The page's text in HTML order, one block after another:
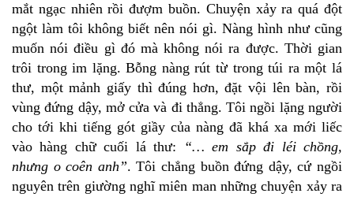
mắt ngạc nhiên rồi đượm buồn. Chuyện xảy ra quá đột
ngột làm tôi không biết nên nói gì. Nàng hình như cũng
muốn nói điều gì đó mà không nói ra được. Thời gian
trôi trong im lặng. Bỗng nàng rút từ trong túi ra một lá
thư, một mảnh giấy thì đúng hơn, đặt vội lên bàn, rồi
vùng đứng dậy, mở cửa và đi thẳng. Tôi ngồi lặng người
cho tới khi tiếng gót giầy của nàng đã khá xa mới liếc
vào hàng chữ cuối lá thư: “… em sắp đi léi chồng,
nhưng o coên anh”. Tôi chẳng buồn đứng dậy, cứ ngồi
nguyên trên giường nghĩ miên man những chuyện xảy ra